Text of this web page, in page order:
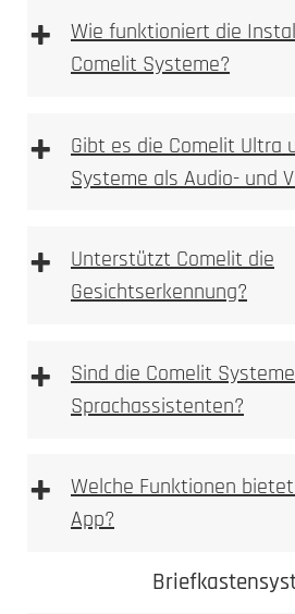
KNX und Loxone
Ideal für größere
+
Wie funktioniert die
Comelit Systeme?
+
Gibt es die Comelit Ultra
Systeme als Audio- und
+
Unterstützt Comelit die
Gesichtserkennung?
+
Sind die Comelit
Sprachassistenten?
+
Welche Funktionen
App?